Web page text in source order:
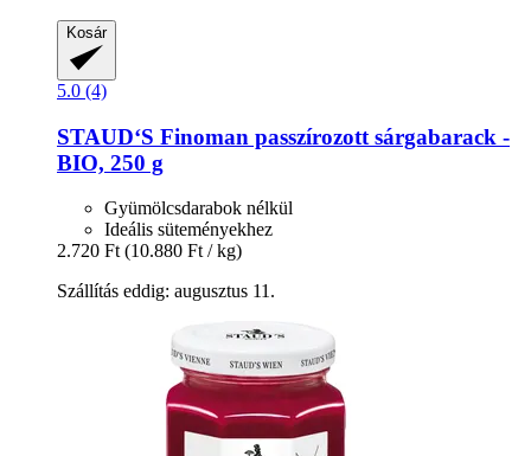
Kosár
5.0 (4)
STAUD‘S Finoman passzírozott sárgabarack -​
BIO, 250 g
Gyümölcsdarabok nélkül
Ideális süteményekhez
2.720 Ft (10.880 Ft / kg)
Szállítás eddig: augusztus 11.